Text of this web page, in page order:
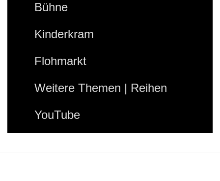
Bühne
Kinderkram
Flohmarkt
Weitere Themen | Reihen
YouTube